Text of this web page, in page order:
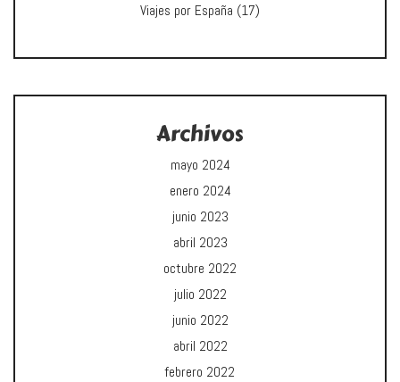
Viajes por España (17)
Archivos
mayo 2024
enero 2024
junio 2023
abril 2023
octubre 2022
julio 2022
junio 2022
abril 2022
febrero 2022